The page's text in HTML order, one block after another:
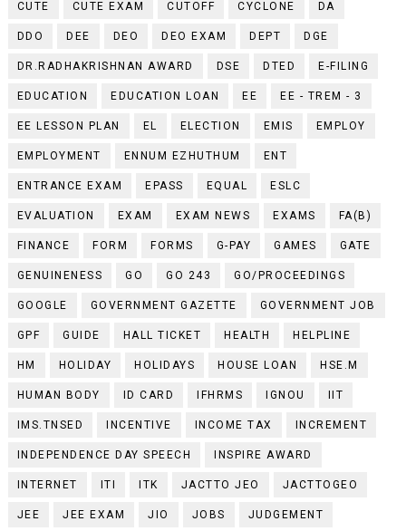
CUTE CUTE EXAM CUTOFF CYCLONE DA
DDO DEE DEO DEO EXAM DEPT DGE
DR.RADHAKRISHNAN AWARD DSE DTED E-FILING
EDUCATION EDUCATION LOAN EE EE - TREM - 3
EE LESSON PLAN EL ELECTION EMIS EMPLOY
EMPLOYMENT ENNUM EZHUTHUM ENT
ENTRANCE EXAM EPASS EQUAL ESLC
EVALUATION EXAM EXAM NEWS EXAMS FA(B)
FINANCE FORM FORMS G-PAY GAMES GATE
GENUINENESS GO GO 243 GO/PROCEEDINGS
GOOGLE GOVERNMENT GAZETTE GOVERNMENT JOB
GPF GUIDE HALL TICKET HEALTH HELPLINE
HM HOLIDAY HOLIDAYS HOUSE LOAN HSE.M
HUMAN BODY ID CARD IFHRMS IGNOU IIT
IMS.TNSED INCENTIVE INCOME TAX INCREMENT
INDEPENDENCE DAY SPEECH INSPIRE AWARD
INTERNET ITI ITK JACTTO JEO JACTTOGEO
JEE JEE EXAM JIO JOBS JUDGEMENT